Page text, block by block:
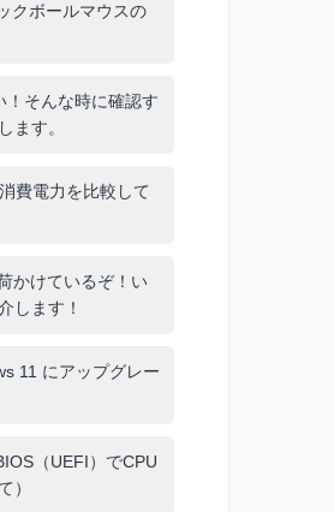
クボールマウスの
！そんな時に確認す
ます。
費電力を比較して
かけているぞ！い
します！
11 にアップグレー
（UEFI）でCPU
）